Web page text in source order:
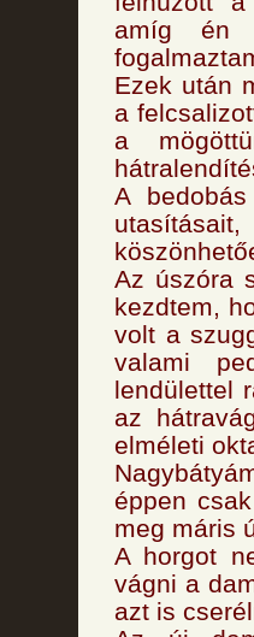
amíg én
Ezek után
a
a
A
Az úszóra
kezdtem,
volt a
valami
lendülettel
az
elméleti
éppen
meg máris
A horgot
vágni a
azt is